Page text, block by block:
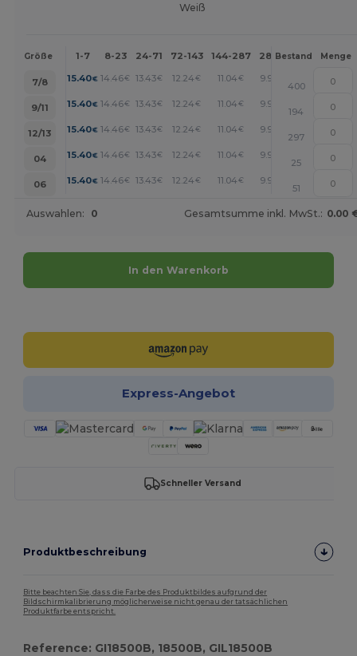
Weiß
Größe 1-7 8-23 24-71 72-143 144-287 288 + Mehr
Bestand Menge
7/8 15.40€ 14.46€ 13.43€ 12.24 € 11.04 € 9.92 +
400
9/11
15.40€ 14.46€ 13.43€ 12.24 € 11.04 € 9.92
194
12/13
15.40€ 14.46€ 13.43€ 12.24 € 11.04 € 9.92 +
297
04
15.40€ 14.46€ 13.43€ 12.24 € 11.04 € 9.92
25
06
15.40€ 14.46€ 13.43€ 12.24 € 11.04 € 9.92
51
Auswahlen: 0 Gesamtsumme inkl. MwSt.: 0.00
In den Warenkorb
Express-Angebot
Schneller Versand
Produktbeschreibung
Bitte beachten Sie, dass die Farbe des Produktbildes aufgrund der
Bildschirmkalibrierung möglicherweise nicht genau der tatsächlichen
Produktfarbe entspricht.
Reference: GI18500B, 18500B, GIL18500B